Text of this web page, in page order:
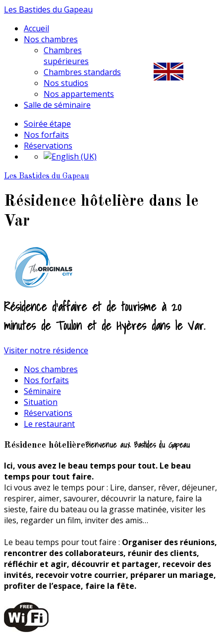
Les Bastides du Gapeau
Accueil
Nos chambres
Chambres
supérieures
Chambres standards
Nos studios
Nos appartements
Salle de séminaire
Soirée étape
Nos forfaits
Réservations
Les Bastides du Gapeau
Résidence hôtelière dans le
Var
Résidence d'affaire et de tourisme à 20
minutes de Toulon et de Hyères dans le Var.
Visiter notre résidence
Nos chambres
Nos forfaits
Séminaire
Situation
Réservations
Le restaurant
Résidence hôtelièreBienvenue aux Bastides du Gapeau
Ici, vous avez le beau temps pour tout. Le beau
temps pour tout faire.
Ici vous avez le temps pour : Lire, danser, rêver, déjeuner,
respirer, aimer, savourer, découvrir la nature, faire la
sieste, faire du bateau ou la grasse matinée, visiter les
iles, regarder un film, inviter des amis…
Le beau temps pour tout faire : Organiser des réunions,
rencontrer des collaborateurs, réunir des clients,
réfléchir et agir, découvrir et partager, recevoir des
invités, recevoir votre courrier, préparer un mariage,
profiter de l’espace, faire la fête.